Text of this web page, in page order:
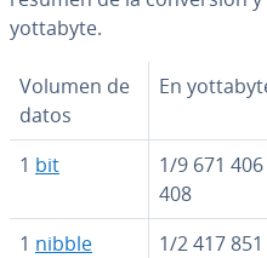
yottabyte.
Volumen de
datos
En
1 bit
1/9 671
408
1 nibble
1/2 417